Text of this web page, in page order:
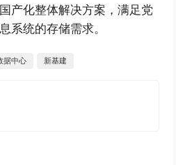
产化整体解决方案，满足党
系统的存储需求。
据中心 新基建